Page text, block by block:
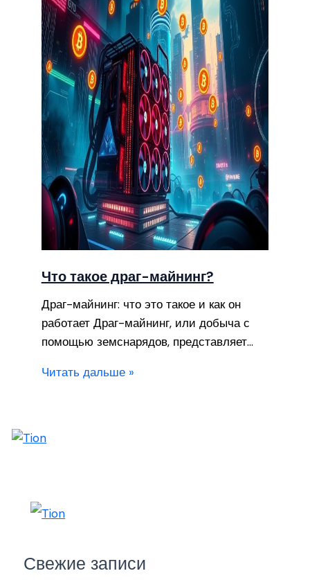
Что такое драг-майнинг?
Драг-майнинг: что это такое и как он
работает Драг-майнинг, или добыча с
помощью земснарядов, представляет…
Читать дальше »
Свежие записи